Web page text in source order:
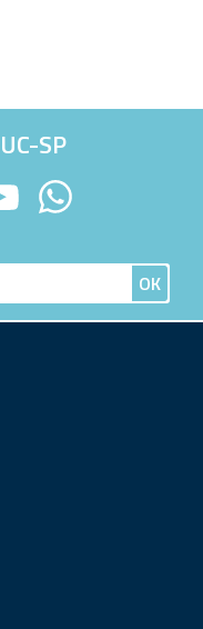
SP